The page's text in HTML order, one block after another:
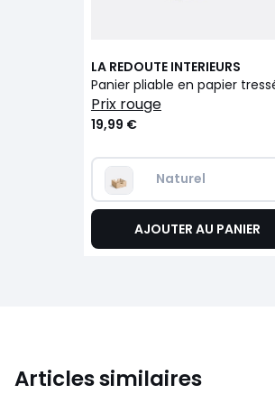
LA REDOUTE INTERIEURS
prix rouge
19,99 €
Naturel
AJOUTER AU PANIER
Articles similaires